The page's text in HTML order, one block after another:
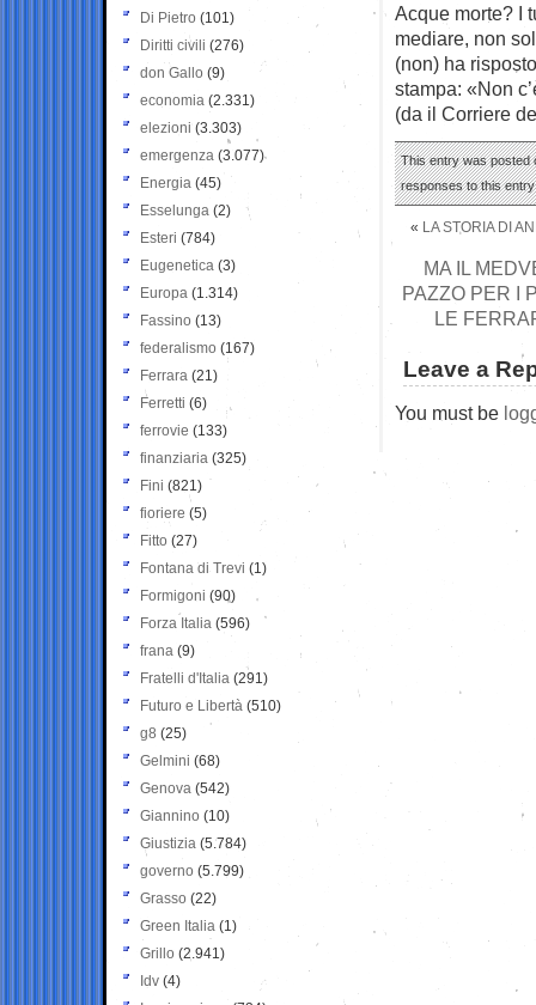
Acque morte? I
mediare, non
(non) ha
stampa: «Non
(da il Corriere
This entry was posted
responses to this
« LA STORIA DI
MA IL
PAZZO PER I
LE
Leave a
You must be
Di Pietro (101)
Diritti civili (276)
don Gallo (9)
economia (2.331)
elezioni (3.303)
emergenza (3.077)
Energia (45)
Esselunga (2)
Esteri (784)
Eugenetica (3)
Europa (1.314)
Fassino (13)
federalismo (167)
Ferrara (21)
Ferretti (6)
ferrovie (133)
finanziaria (325)
Fini (821)
fioriere (5)
Fitto (27)
Fontana di Trevi (1)
Formigoni (90)
Forza Italia (596)
frana (9)
Fratelli d'Italia (291)
Futuro e Libertà (510)
g8 (25)
Gelmini (68)
Genova (542)
Giannino (10)
Giustizia (5.784)
governo (5.799)
Grasso (22)
Green Italia (1)
Grillo (2.941)
Idv (4)